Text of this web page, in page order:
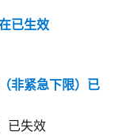
已生效
非紧急下限）已
已失效